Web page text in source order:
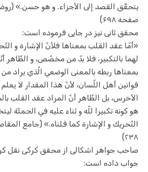
صفحه ۶۹۸)
محقق ثانی نیز در جایی فرموده است:
«أمّا عقد القلب بمعناها فلأنّ الإشارة و
لهما بالتكبير، فلا بدّ من مخصّص، و الظّاهر
بمعناها ربطه بالمعنى الوضعي الّذي يراد من
قوانين أهل اللّسان، لأنّ هذا المقدار لا
الأخرس، بل الظّاهر أنّ المراد عقد القلب
هو كونه تكبيرا للّه و ثناء عليه في
۲۳۸)
صاحب جواهر اشکالی از محقق کرکی نقل
جواب داده است: